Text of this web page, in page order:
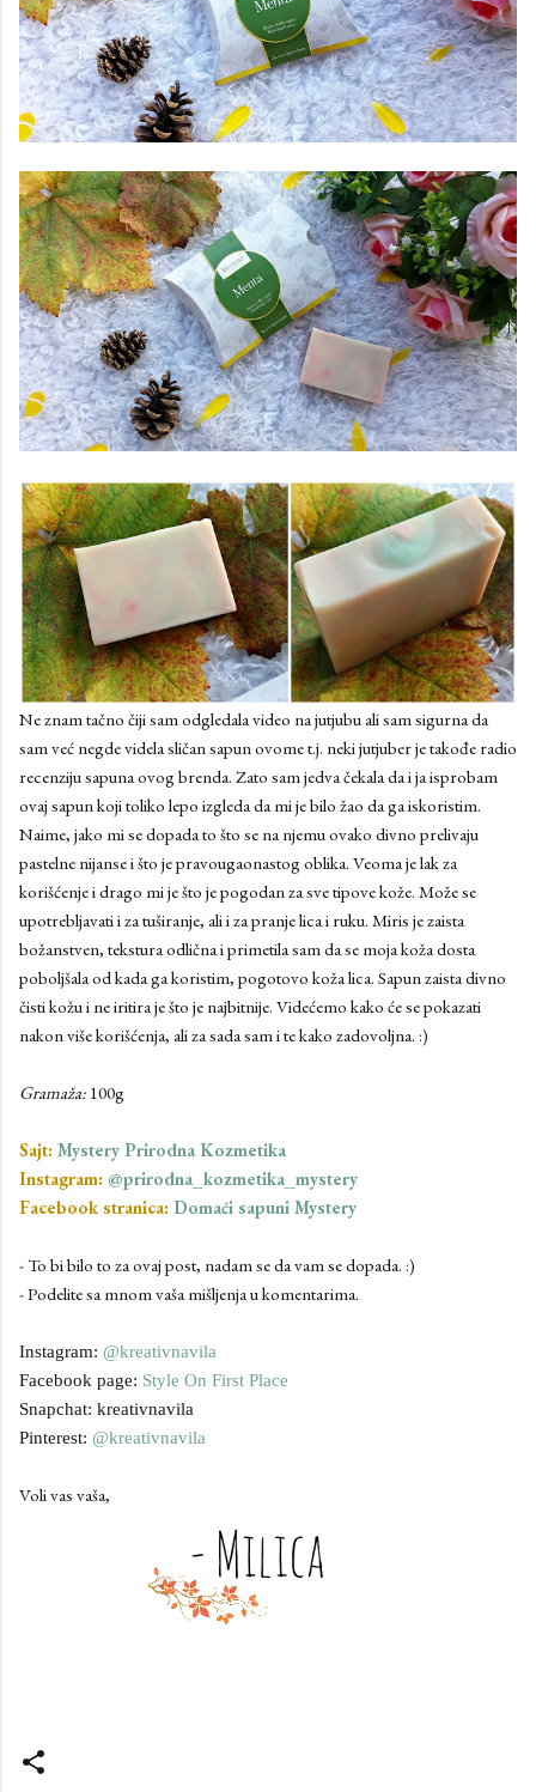
Ne znam tačno čiji sam odgledala video na jutjubu ali sam sigurna da
sam već negde videla sličan sapun ovome t.j. neki jutjuber je takođe radio
recenziju sapuna ovog brenda. Zato sam jedva čekala da i ja isprobam
ovaj sapun koji toliko lepo izgleda da mi je bilo žao da ga iskoristim.
Naime, jako mi se dopada to što se na njemu ovako divno prelivaju
pastelne nijanse i što je pravougaonastog oblika. Veoma je lak za
korišćenje i drago mi je što je pogodan za sve tipove kože. Može se
upotrebljavati i za tuširanje, ali i za pranje lica i ruku. Miris je zaista
božanstven, tekstura odlična i primetila sam da se moja koža dosta
poboljšala od kada ga koristim, pogotovo koža lica. Sapun zaista divno
čisti kožu i ne iritira je što je najbitnije. Videćemo kako će se pokazati
nakon više korišćenja, ali za sada sam i te kako zadovoljna. :)
Gramaža: 100g
Sajt: Mystery Prirodna Kozmetika
Instagram: @prirodna_kozmetika_mystery
Facebook stranica: Domaći sapuni Mystery
- To bi bilo to za ovaj post, nadam se da vam se dopada. :)
- Podelite sa mnom vaša mišljenja u komentarima.
Instagram: @kreativnavila
Facebook page: Style On First Place
Snapchat: kreativnavila
Pinterest: @kreativnavila
Voli vas vaša,